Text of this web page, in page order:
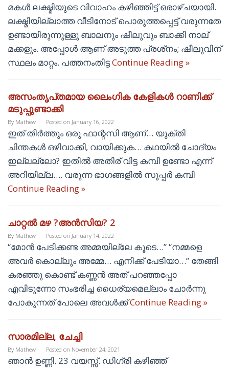
മകള്‍ ലക്ഷ്മിയുടെ വിവാഹം കഴിഞ്ഞിട്ട് ഒരാഴ്ചയായി.
ലക്ഷ്മിയില്ലാത്ത വീടിനോട് പൊരുത്തപ്പെട്ട് വരുന്നതേ
ഉണ്ടായിരുന്നുള്ളു ബാലനും ഷീലുവും ബാക്കി നാല്
മക്കളും. അപ്പോള്‍ ആണ് അടുത്ത പ്രശ്‌നം; ഷീലുവിന്
സ്ഥലം മാറ്റം. പത്തനംതിട്ടContinue Reading »
അസംതൃപ്‌തമായ ലൈംഗിക കേളികൾ റാണിക്ക്
മടുപ്പുണ്ടാക്കി
By Mathew Posted on January 16, 2022
ഇത് തീർത്തും ഒരു ഫാന്റസി ആണ്… യുക്‌തി
ചിന്തകൾ ഒഴിവാക്കി, വായിക്കുക… കഥയിൽ ചോദ്യം
ഇല്ലല്ലോ? ഇതിൽ അതിര് വിട്ട കമ്പി ഉണ്ടോ എന്ന്
അറിയില്ല…. വരുന്ന ഭാഗങ്ങളിൽ സൂപ്പർ കമ്പി
Continue Reading »
ചാറ്റൽ മഴ ?അൻസിയ? 2
By Mathew Posted on January 14, 2022
“മോൻ പേടിക്കണ്ട അമ്മയില്ലേ കൂടെ…” “നമ്മളെ
അവർ കൊല്ലും അമ്മേ… എനിക്ക് പേടിയാ…” തേങ്ങി
കരഞ്ഞു കൊണ്ട് കണ്ണൻ അത് പറഞ്ഞപ്പോ
എവിടുന്നോ സംഭരിച്ച ധൈര്യമെല്ലാം ചോർന്നു
പോകുന്നത് പോലെ അവൾക്ക്Continue Reading »
സാരമില്ല, ചേച്ചി
By Mathew Posted on November 24, 2021
ഞാൻ ഉണ്ണി. 23 വയസ്സ്. ഡിഗ്രി കഴിഞ്ഞ്